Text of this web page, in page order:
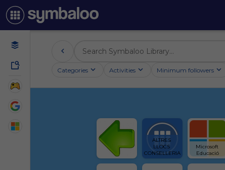
Categories Activities Minimum followers
ALTRES
LLOCS
CONSELLERIA
Microsoft
Educació